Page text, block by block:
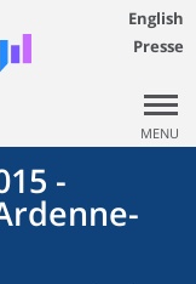
English
Presse
MENU
-